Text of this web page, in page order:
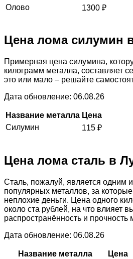
Олово
1300 ₽
Цена лома силумин
Примерная цена силумина,
килограмм металла, составляет
это или мало – решайте
Дата обновление: 06.08.26
Название металла Цена
Силумин
115 ₽
Цена лома сталь в
Сталь, пожалуй, является одним
популярных металлов, за
неплохие деньги. Цена одного
около ста рублей, на что влияет
распространённость и прочность
Дата обновление: 06.08.26
Название металла
Цена